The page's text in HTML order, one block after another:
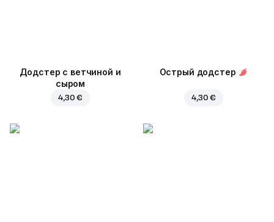
Додстер с ветчиной и
сыром
4,30 €
Острый додстер
4,30 €